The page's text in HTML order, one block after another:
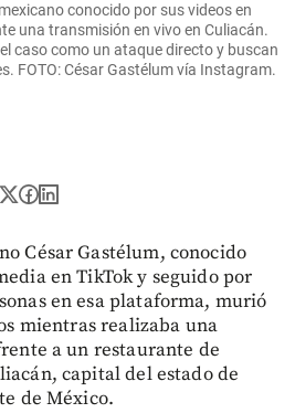
conocido por sus videos en
una transmisión en vivo en Culiacán.
caso como un ataque directo y buscan
FOTO: César Gastélum vía Instagram.
César Gastélum, conocido
en TikTok y seguido por
en esa plataforma, murió
mientras realizaba una
a un restaurante de
capital del estado de
de México.